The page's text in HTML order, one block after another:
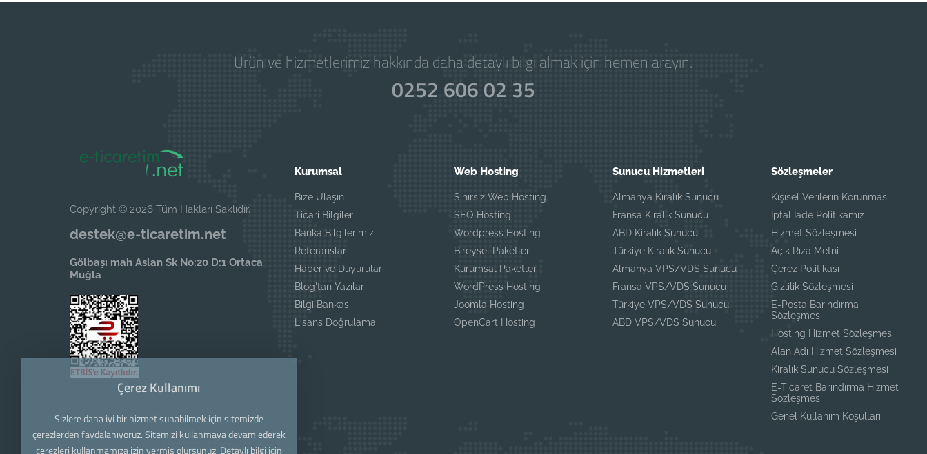
Ürün ve hizmetlerimiz hakkında daha detaylı bilgi almak için hemen arayın.
0252 606 02 35
Copyright © 2026 Tüm Hakları Saklıdır.
destek@e-ticaretim.net
Gölbaşı mah Aslan Sk No:20 D:1 Ortaca
Muğla
Kurumsal
Bize Ulaşın
Ticari Bilgiler
Banka Bilgilerimiz
Referanslar
Haber ve Duyurular
Blog'tan Yazılar
Bilgi Bankası
Lisans Doğrulama
Web Hosting
Sınırsız Web Hosting
SEO Hosting
Wordpress Hosting
Bireysel Paketler
Kurumsal Paketler
WordPress Hosting
Joomla Hosting
OpenCart Hosting
Sunucu Hizmetleri
Almanya Kiralık Sunucu
Fransa Kiralık Sunucu
ABD Kiralık Sunucu
Türkiye Kiralık Sunucu
Almanya VPS/VDS Sunucu
Fransa VPS/VDS Sunucu
Türkiye VPS/VDS Sunucu
ABD VPS/VDS Sunucu
Sözleşmeler
Kişisel Verilerin Korunması
İptal İade Politikamız
Hizmet Sözleşmesi
Açık Rıza Metni
Çerez Politikası
Gizlilik Sözleşmesi
E-Posta Barındırma
Sözleşmesi
Hosting Hizmet Sözleşmesi
Alan Adı Hizmet Sözleşmesi
Kiralık Sunucu Sözleşmesi
E-Ticaret Barındırma Hizmet
Sözleşmesi
Genel Kullanım Koşulları
Çerez Kullanımı
Sizlere daha iyi bir hizmet sunabilmek için sitemizde
çerezlerden faydalanıyoruz. Sitemizi kullanmaya devam ederek
çerezleri kullanmamıza izin vermiş olursunuz. Detaylı bilgi için